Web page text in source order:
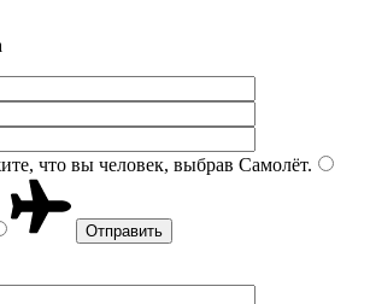
что вы человек, выбрав Самолёт.